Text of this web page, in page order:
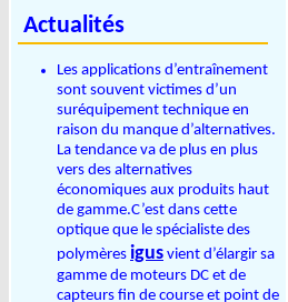
Actualités
Les applications d’entraînement
sont souvent victimes d’un
suréquipement technique en
raison du manque d’alternatives.
La tendance va de plus en plus
vers des alternatives
économiques aux produits haut
de gamme.C’est dans cette
optique que le spécialiste des
polymères igus vient d’élargir sa
gamme de moteurs DC et de
capteurs fin de course et point de